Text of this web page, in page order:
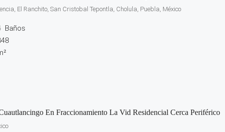
El Ranchito, San Cristobal Tepontla, Cholula, Puebla, México
Baños
En Fraccionamiento La Vid Residencial Cerca Periférico